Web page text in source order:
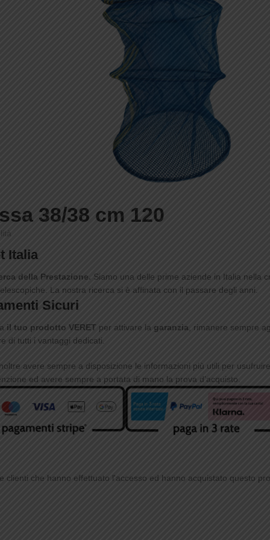
38/38 cm 120
Italia
della Prestazione. Siamo una delle prime aziende in Italia nella
La nostra ricerca si è affinata con il passare degli anni.
Sicuri
il tuo prodotto VERET per attivare la garanzia , rimanere sempre
di tutti i vantaggi dedicati.
avere sempre a disposizione le informazioni più utili per
ed avere sempre a portata di mano la prova d’acquisto.
clienti che hanno effettuato l'accesso ed hanno acquistato questo